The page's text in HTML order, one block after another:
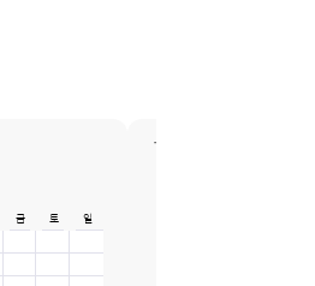
금 토
일
· 경기